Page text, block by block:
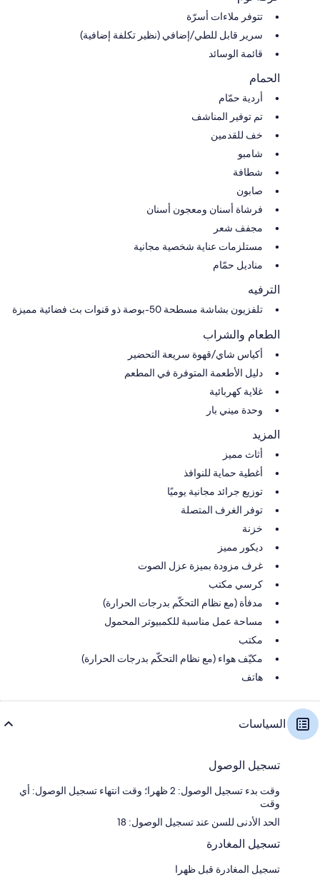
تتوفر ملاءات أسرّة
سرير قابل للطي/إضافي (نظير تكلفة إضافية)
قائمة الوسائد
الحمام
أردية حمّام
تم توفير المناشف
خف للقدمين
شامبو
شطافة
صابون
فرشاة أسنان ومعجون أسنان
مجفف شعر
مستلزمات عناية شخصية مجانية
مناديل حمّام
الترفيه
تلفزيون بشاشة مسطحة 50-بوصة ذو قنوات بث فضائية مميزة
الطعام والشراب
أكياس شاي/قهوة سريعة التحضير
دليل الأطعمة المتوفرة في المطعم
غلاية كهربائية
وحدة ميني بار
المزيد
أثاث مميز
أغطية حماية للنوافذ
توزيع جرائد مجانية يوميًا
توفر الغرف المتصلة
خزنة
ديكور مميز
غرف مزودة بميزة عزل الصوت
كرسي مكتب
مدفأة (مع نظام التحكّم بدرجات الحرارة)
مساحة عمل مناسبة للكمبيوتر المحمول
مكتب
مكيّف هواء (مع نظام التحكّم بدرجات الحرارة)
هاتف
السياسات
تسجيل الوصول
وقت بدء تسجيل الوصول: 2 ظهرا؛ وقت انتهاء تسجيل الوصول: أي
وقت
الحد الأدنى للسن عند تسجيل الوصول: 18
تسجيل المغادرة
تسجيل المغادرة قبل ظهرا